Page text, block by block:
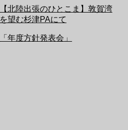
【北陸出張のひとこま】敦賀湾
を望む杉津PAにて
「年度方針発表会」